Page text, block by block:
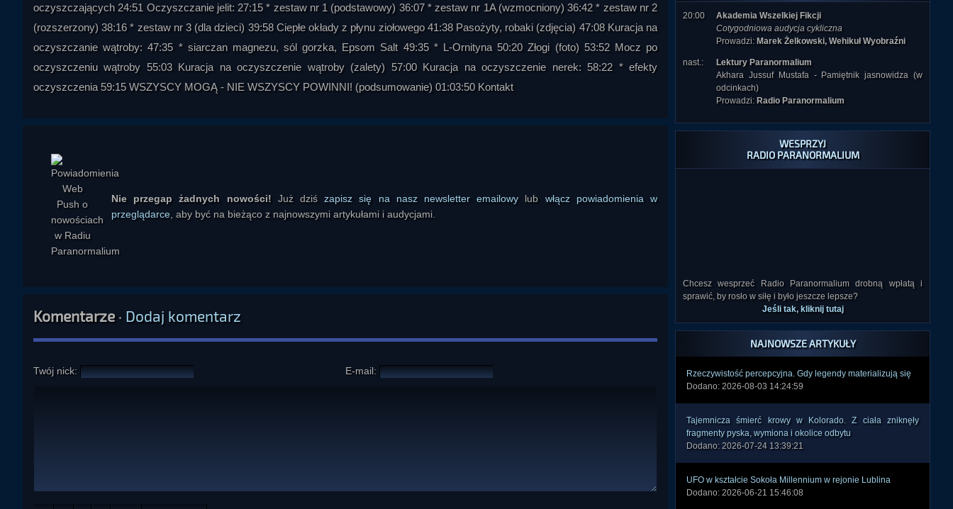
oczyszczających 24:51 Oczyszczanie jelit: 27:15 * zestaw nr 1 (podstawowy) 36:07 * zestaw nr 1A (wzmocniony) 36:42 * zestaw nr 2
(rozszerzony) 38:16 * zestaw nr 3 (dla dzieci) 39:58 Ciepłe okłady z płynu ziołowego 41:38 Pasożyty, robaki (zdjęcia) 47:08 Kuracja na
oczyszczanie wątroby: 47:35 * siarczan magnezu, sól gorzka, Epsom Salt 49:35 * L-Ornityna 50:20 Złogi (foto) 53:52 Mocz po
oczyszczeniu wątroby 55:03 Kuracja na oczyszczenie wątroby (zalety) 57:00 Kuracja na oczyszczenie nerek: 58:22 * efekty
oczyszczenia 59:15 WSZYSCY MOGĄ - NIE WSZYSCY POWINNI! (podsumowanie) 01:03:50 Kontakt
Nie przegap żadnych nowości! Już dziśzapisz się na nasz newsletter emailowy lub włącz powiadomienia w
przeglądarce , aby być na bieżąco z najnowszymi artykułami i audycjami.
Komentarze· Dodaj komentarz
Twój nick: E-mail:
20:00
Akademia Wszelkiej Fikcji
Cotygodniowa audycja cykliczna
Prowadzi: Marek Żelkowski, Wehikuł Wyobraźni
nast.:
Lektury Paranormalium
Akhara Jussuf Mustafa - Pamiętnik jasnowidza (w
odcinkach)
Prowadzi: Radio Paranormalium
WESPRZYJ
RADIO PARANORMALIUM
Chcesz wesprzeć Radio Paranormalium drobną wpłatą i
sprawić, by rosło w siłę i było jeszcze lepsze?
Jeśli tak, kliknij tutaj
NAJNOWSZE ARTYKUŁY
Rzeczywistość percepcyjna. Gdy legendy materializują się
Dodano: 2026-08-03 14:24:59
Tajemnicza śmierć krowy w Kolorado. Z ciała zniknęły
fragmenty pyska, wymiona i okolice odbytu
Dodano: 2026-07-24 13:39:21
UFO w kształcie Sokoła Millennium w rejonie Lublina
Dodano: 2026-06-21 15:46:08